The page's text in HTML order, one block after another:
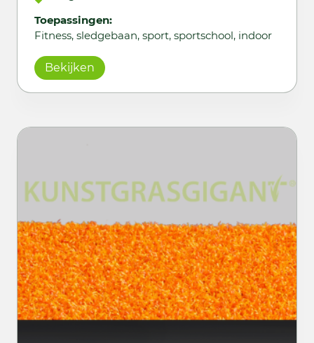
Toepassingen:
Fitness, sledgebaan, sport, sportschool, indoor
Bekijken